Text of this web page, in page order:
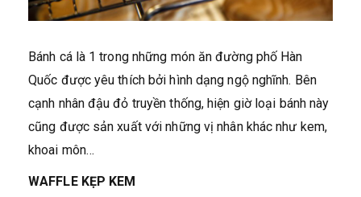
Bánh cá là 1 trong những món ăn đường phố Hàn
Quốc được yêu thích bởi hình dạng ngộ nghĩnh. Bên
cạnh nhân đậu đỏ truyền thống, hiện giờ loại bánh này
cũng được sản xuất với những vị nhân khác như kem,
khoai môn…
WAFFLE KẸP KEM